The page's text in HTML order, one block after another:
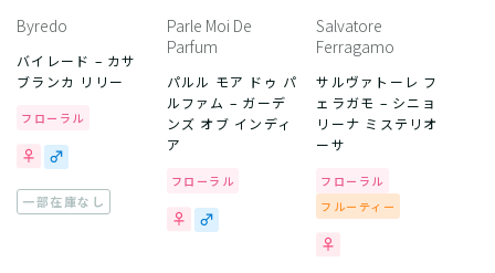
Byredo
バイレード – カサ
ブランカ リリー
フローラル
一部在庫なし
Parle Moi De
Parfum
パルル モア ドゥ パ
ルファム – ガーデ
ンズ オブ インディ
ア
フローラル
Salvatore
Ferragamo
サルヴァトーレ フ
ェラガモ – シニョ
リーナ ミステリオ
ーサ
フローラル
フルーティー